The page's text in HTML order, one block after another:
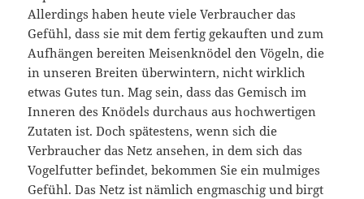
Allerdings haben heute viele Verbraucher das
Gefühl, dass sie mit dem fertig gekauften und zum
Aufhängen bereiten Meisenknödel den Vögeln, die
in unseren Breiten überwintern, nicht wirklich
etwas Gutes tun. Mag sein, dass das Gemisch im
Inneren des Knödels durchaus aus hochwertigen
Zutaten ist. Doch spätestens, wenn sich die
Verbraucher das Netz ansehen, in dem sich das
Vogelfutter befindet, bekommen Sie ein mulmiges
Gefühl. Das Netz ist nämlich engmaschig und birgt